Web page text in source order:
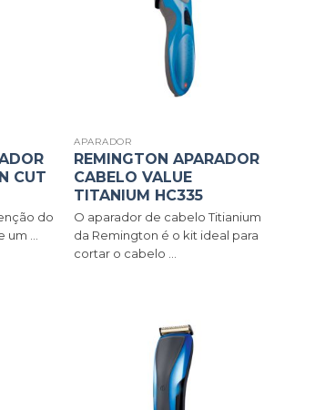
CUT
do
...
APARADOR
REMINGTON APARADOR
CABELO VALUE
TITANIUM HC335
O aparador de cabelo Titianium
da Remington é o kit ideal para
cortar o cabelo ...